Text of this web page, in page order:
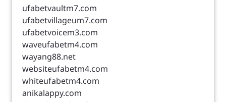
ufabetvaultm7.com
ufabetvillageum7.com
ufabetvoicem3.com
waveufabetm4.com
wayang88.net
websiteufabetm4.com
whiteufabetm4.com
anikalappy.com